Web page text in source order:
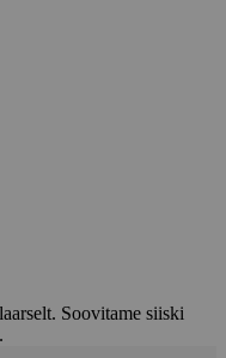
Soovitame siiski